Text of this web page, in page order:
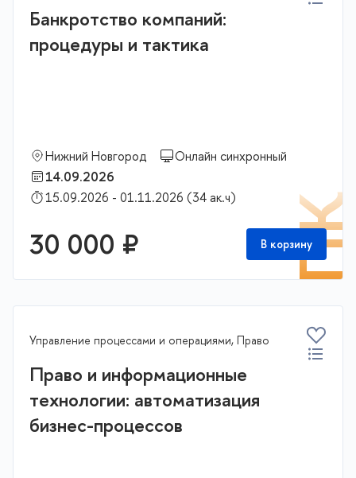
Банкротство компаний:
процедуры и тактика
Нижний Новгород
Онлайн синхронный
14.09.2026
15.09.2026 - 01.11.2026 (34 ак.ч)
30 000 ₽ В корзину
Управление процессами и операциями, Право
Право и информационные
технологии: автоматизация
бизнес-процессов